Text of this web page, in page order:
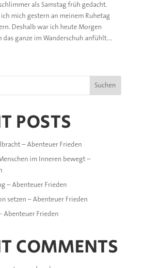
als Samstag früh gedacht.
mich gestern an meinem Ruhetag
Deshalb war ich heute Morgen
das ganze im Wanderschuh anfühlt....
Suchen
POSTS
– Abenteuer Frieden
im Inneren bewegt –
– Abenteuer Frieden
setzen – Abenteuer Frieden
Abenteuer Frieden
COMMENTS